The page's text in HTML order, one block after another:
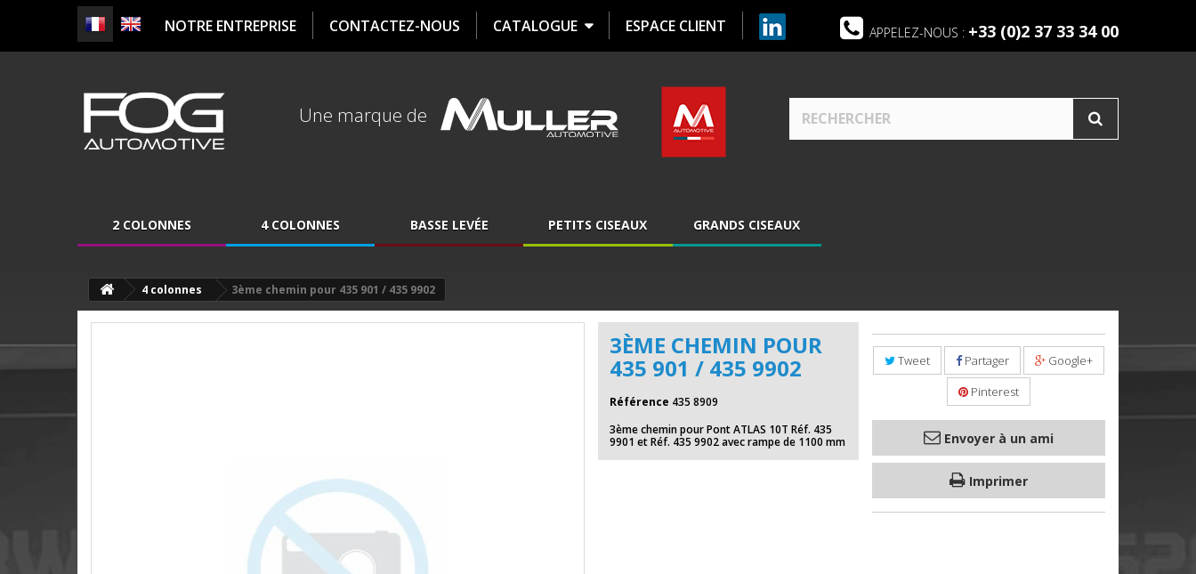
NOTRE ENTREPRISE CONTACTEZ-NOUS CATALOGUE ESPACE CLIENT APPELEZ-NOUS : +33 (0)2 37 33 34 00
Une marque de
2 COLONNES 4 COLONNES BASSE LEVÉE PETITS CISEAUX GRANDS CISEAUX
4 colonnes 3ème chemin pour 435 901 / 435 9902
3ÈME CHEMIN POUR
435 901 / 435 9902
Référence 435 8909
3ème chemin pour Pont ATLAS 10T Réf. 435
9901 et Réf. 435 9902 avec rampe de 1100 mm
Tweet Partager
Google+
Pinterest
Envoyer à un ami
Imprimer